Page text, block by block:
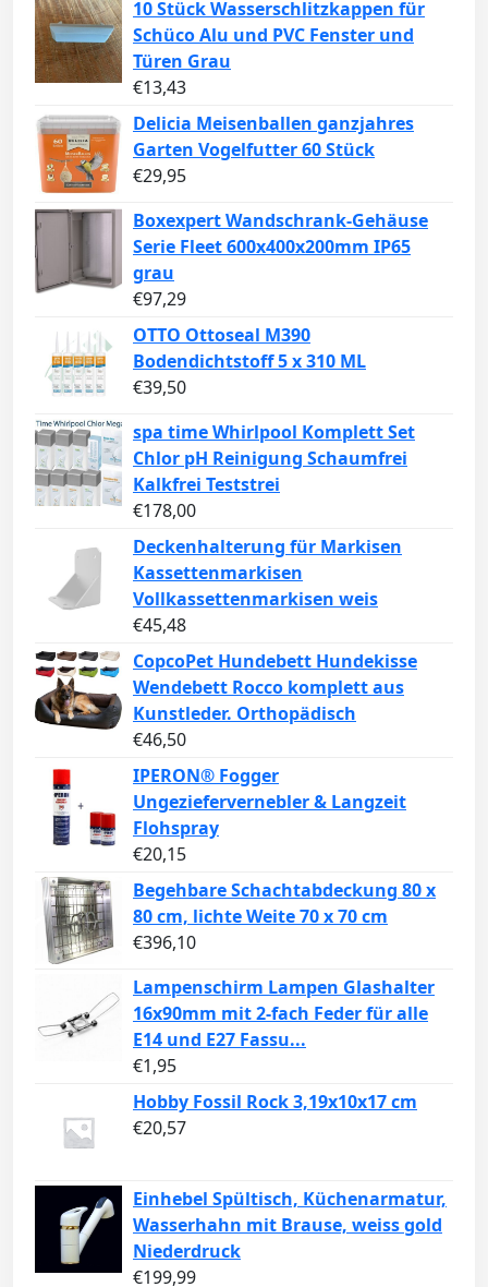
10 Stück Wasserschlitzkappen für
Schüco Alu und PVC Fenster und
Türen Grau
€13,43
Delicia Meisenballen ganzjahres
Garten Vogelfutter 60 Stück
€29,95
Boxexpert Wandschrank-Gehäuse
Serie Fleet 600x400x200mm IP65
grau
€97,29
OTTO Ottoseal M390
Bodendichtstoff 5 x 310 ML
€39,50
spa time Whirlpool Komplett Set
Chlor pH Reinigung Schaumfrei
Kalkfrei Teststrei
€178,00
Deckenhalterung für Markisen
Kassettenmarkisen
Vollkassettenmarkisen weis
€45,48
CopcoPet Hundebett Hundekisse
Wendebett Rocco komplett aus
Kunstleder. Orthopädisch
€46,50
IPERON® Fogger
Ungeziefervernebler & Langzeit
Flohspray
€20,15
Begehbare Schachtabdeckung 80 x
80 cm, lichte Weite 70 x 70 cm
€396,10
Lampenschirm Lampen Glashalter
16x90mm mit 2-fach Feder für alle
E14 und E27 Fassu...
€1,95
Hobby Fossil Rock 3,19x10x17 cm
€20,57
Einhebel Spültisch, Küchenarmatur,
Wasserhahn mit Brause, weiss gold
Niederdruck
€199,99